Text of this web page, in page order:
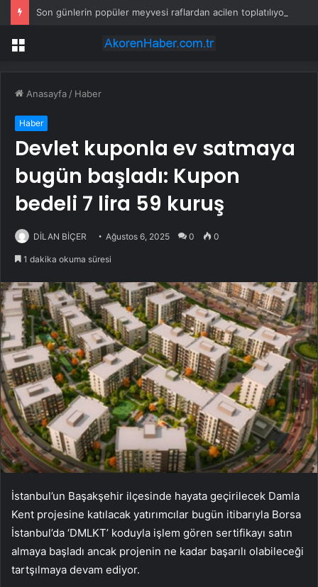
Menü
Anasayfa / Haber
Haber
Devlet kuponla ev satmaya
bugün başladı: Kupon
bedeli 7 lira 59 kuruş
DİLAN BİÇER Ağustos 6, 2025 0 0
1 dakika okuma süresi
İstanbul’un Başakşehir ilçesinde hayata geçirilecek Damla
Kent projesine katılacak yatırımcılar bugün itibarıyla Borsa
İstanbul’da ‘DMLKT’ koduyla işlem gören sertifikayı satın
almaya başladı ancak projenin ne kadar başarılı olabileceği
tartşılmaya devam ediyor.